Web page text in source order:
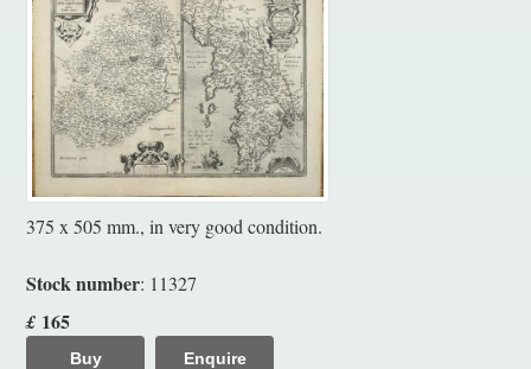
375 x 505 mm., in very good condition.
Stock number: 11327
£ 165
Buy Enquire